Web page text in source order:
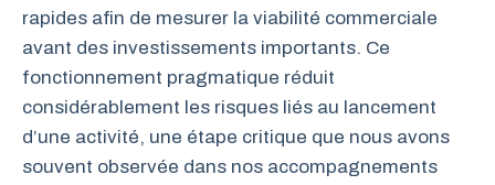
rapides afin de mesurer la viabilité commerciale
avant des investissements importants. Ce
fonctionnement pragmatique réduit
considérablement les risques liés au lancement
d’une activité, une étape critique que nous avons
souvent observée dans nos accompagnements